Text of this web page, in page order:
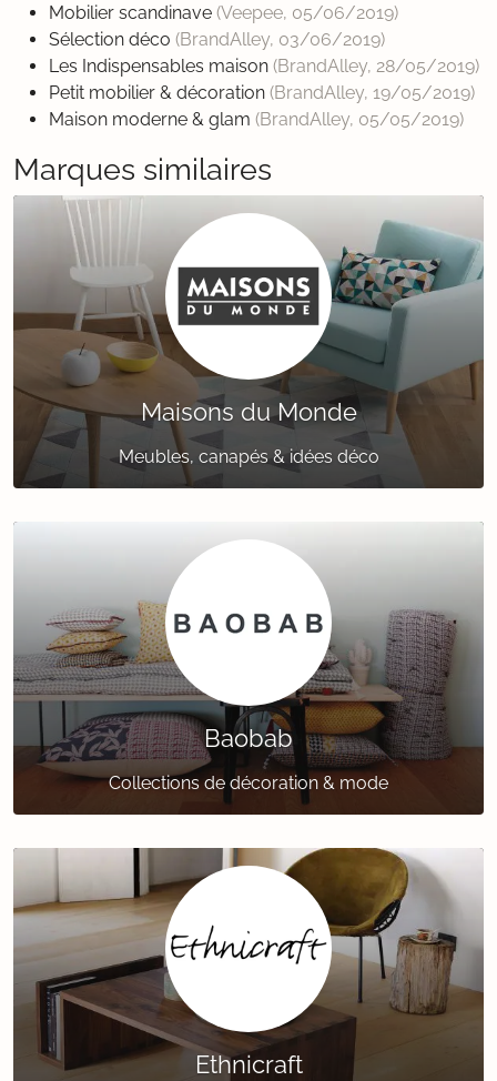
Mobilier scandinave (Veepee, 05/06/2019)
Sélection déco (BrandAlley, 03/06/2019)
Les Indispensables maison (BrandAlley, 28/05/2019)
Petit mobilier & décoration (BrandAlley, 19/05/2019)
Maison moderne & glam (BrandAlley, 05/05/2019)
Marques similaires
Maisons du Monde
Meubles, canapés & idées déco
Baobab
Collections de décoration & mode
Ethnicraft